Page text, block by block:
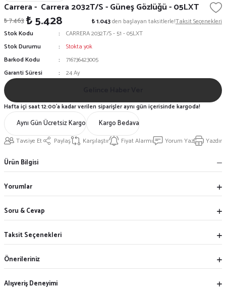
Carrera - Carrera 2032T/S - Güneş Gözlüğü - 05LXT
₺ 7.463₺ 5.428 ₺ 1.043den başlayan taksitlerle!Taksit Seçenekleri
Stok Kodu
CARRERA 2032T/S - 51 - 05LXT
Stok Durumu
Stokta yok
Barkod Kodu
716736423005
Garanti Süresi
24 Ay
Aynı Gün Ücretsiz Kargo Kargo Bedava
Tavsiye Et Paylaş Karşılaştır Fiyat Alarmı Yorum Yaz Yazdır
Hafta içi saat 12:00'a kadar verilen siparişler aynı gün içerisinde kargoda!
Ürün Bilgisi
Yorumlar
Soru & Cevap
Taksit Seçenekleri
Önerileriniz
Alışveriş Deneyimi